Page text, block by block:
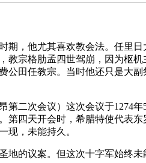
，他尤其喜欢教会法。任里
宗格肋孟四世驾崩，因为枢
田任教宗。当时他还只是大
二次会议）这次会议于1274
四天开会时，希腊特使代表
现，未能持久。
的议案。但这次十字军始终